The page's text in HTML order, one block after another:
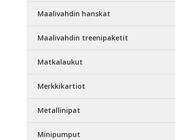
Maalivahdin hanskat
Maalivahdin treenipaketit
Matkalaukut
Merkkikartiot
Metallinipat
Minipumput